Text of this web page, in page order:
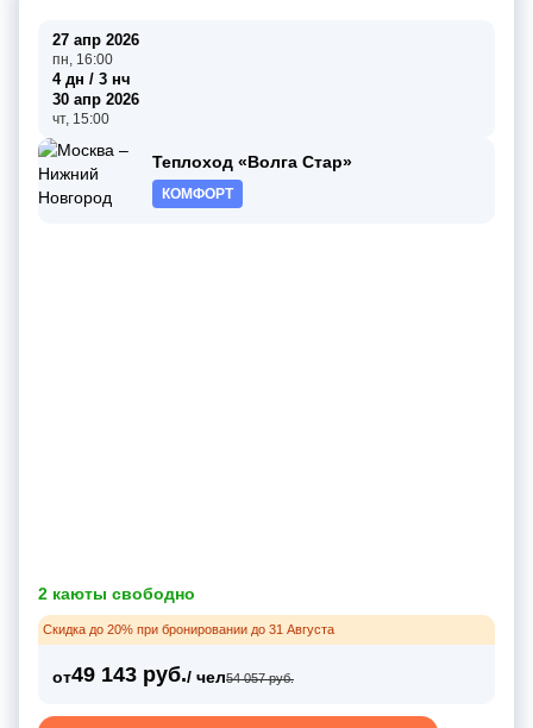
27 апр 2026
пн, 16:00
4 дн / 3 нч
30 апр 2026
чт, 15:00
Теплоход «Волга Стар»
КОМФОРТ
2 каюты свободно
Скидка до 20% при бронировании до 31 Августа
от49 143 руб./ чел54 057 руб.